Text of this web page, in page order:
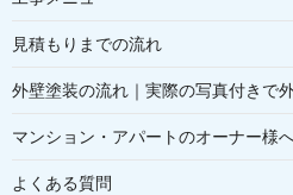
見積もりまでの流れ
外壁塗装の流れ｜実際の写真付きで
マンション・アパートのオーナー様
よくある質問